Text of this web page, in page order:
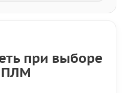
при выборе
ПЛМ